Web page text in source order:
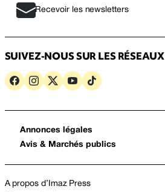
Recevoir les newsletters
SUIVEZ-NOUS SUR LES RÉSEAUX
Annonces légales
Avis & Marchés publics
A propos d’Imaz Press